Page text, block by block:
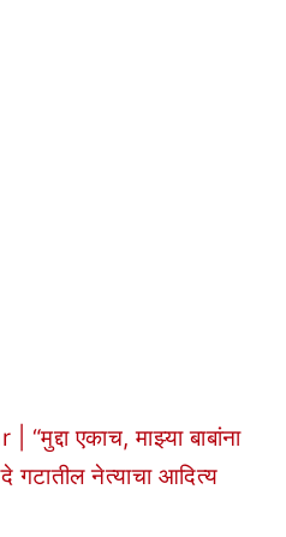
एकाच, माझ्या बाबांना
गटातील नेत्याचा आदित्य